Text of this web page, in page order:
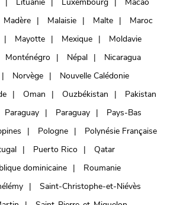
Madère Malaisie Malte
Maroc
Mayotte Mexique
Moldavie
Monténégro Népal
Nicaragua
Norvège
Nouvelle Calédonie
Oman Ouzbékistan
Pakistan
Paraguay Paraguay
Pays-Bas
Pologne
Polynésie Française
Puerto Rico
Qatar
dominicaine
Roumanie
Saint-Christophe-et-Niévès